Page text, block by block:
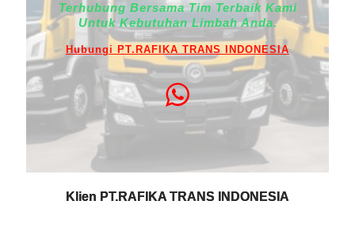
Terhubung Bersama Tim Terbaik Kami
Untuk Kebutuhan Limbah Anda.
Hubungi PT.RAFIKA TRANS INDONESIA
Klien PT.RAFIKA TRANS INDONESIA